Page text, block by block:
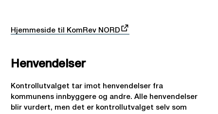
Hjemmeside til KomRev NORD
Henvendelser
Kontrollutvalget tar imot henvendelser fra
kommunens innbyggere og andre. Alle henvendelser
blir vurdert, men det er kontrollutvalget selv som